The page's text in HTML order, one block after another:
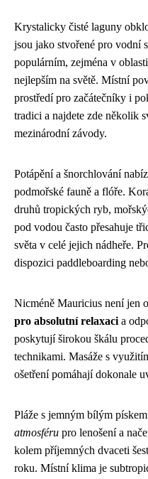
Krystalicky čisté laguny
jsou jako stvořené pro vodní
populárním, zejména v
nejlepším na světě. Místní
prostředí pro začátečníky i
tradici a najdete zde několik
mezinárodní závody.
Potápění a šnorchlování
podmořské fauně a flóře.
druhů tropických ryb,
pod vodou často přesahuje
světa v celé jejich nádheře.
dispozici paddleboarding
Nicméně Mauricius není jen
pro absolutní relaxaci a
poskytují širokou škálu
technikami. Masáže s
ošetření pomáhají dokonale
Pláže s jemným bílým
atmosféru pro lenošení a
kolem příjemných dvaceti
roku. Místní klima je